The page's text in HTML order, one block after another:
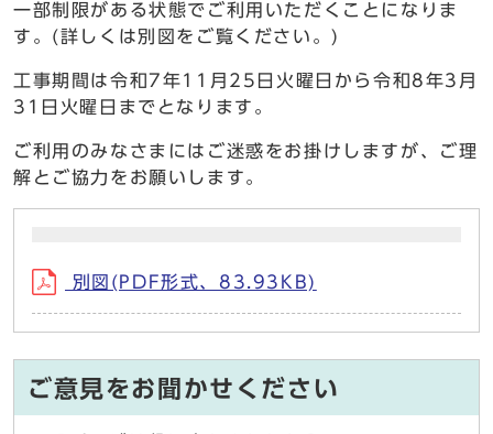
一部制限がある状態でご利用いただくことになりま
す。(詳しくは別図をご覧ください。)
工事期間は令和7年11月25日火曜日から令和8年3月
31日火曜日までとなります。
ご利用のみなさまにはご迷惑をお掛けしますが、ご理
解とご協力をお願いします。
別図(PDF形式、83.93KB)
ご意見をお聞かせください